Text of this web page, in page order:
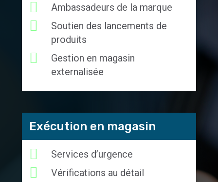
Ambassadeurs de la marque
Soutien des lancements de
produits
Gestion en magasin
externalisée
Exécution en magasin
Services d’urgence
Vérifications au détail